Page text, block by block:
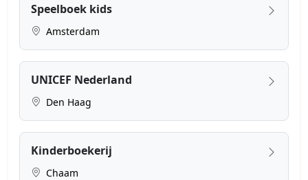
Speelboek kids
Amsterdam
UNICEF Nederland
Den Haag
Kinderboekerij
Chaam